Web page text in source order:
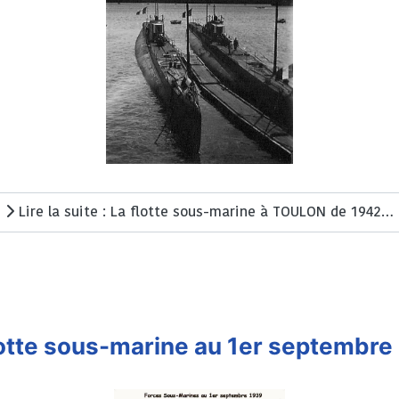
Lire la suite : La flotte sous-marine à TOULON de 1942 à 1945 - Chapitre 3
sous-marine au 1er septembre